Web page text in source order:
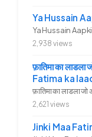
Ya Hussain
2,938 views
फ़ातिमा का
Fatima ka
फ़ातिमा का लाडला जो
2,621 views
Jinki Maa